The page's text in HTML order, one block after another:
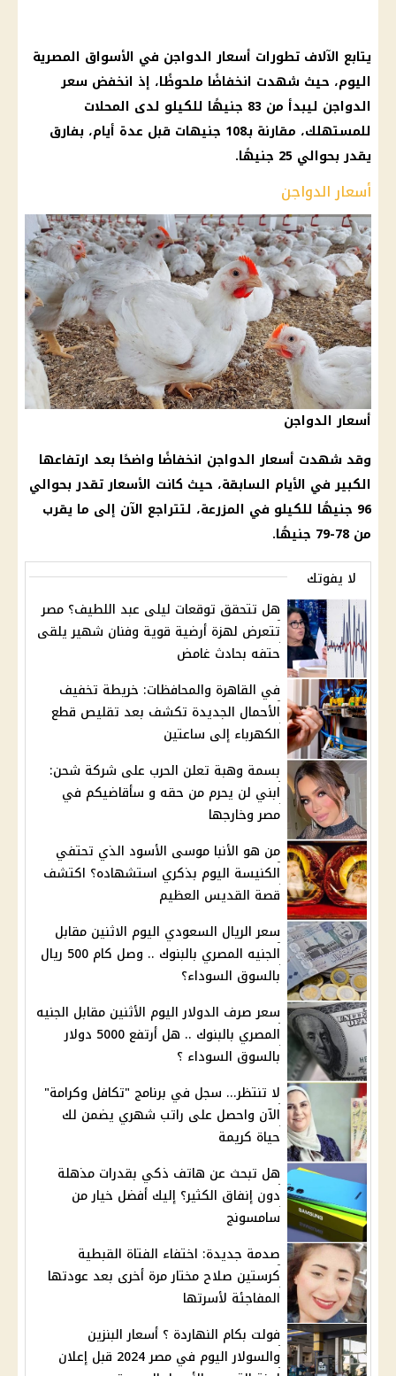
يتابع الآلاف تطورات أسعار الدواجن في الأسواق المصرية
اليوم، حيث شهدت انخفاضًا ملحوظًا، إذ انخفض سعر
الدواجن ليبدأ من 83 جنيهًا للكيلو لدى المحلات
للمستهلك، مقارنة بـ108 جنيهات قبل عدة أيام، بفارق
يقدر بحوالي 25 جنيهًا.
أسعار الدواجن
أسعار الدواجن
وقد شهدت أسعار الدواجن انخفاضًا واضحًا بعد ارتفاعها
الكبير في الأيام السابقة، حيث كانت الأسعار تقدر بحوالي
96 جنيهًا للكيلو في المزرعة، لتتراجع الآن إلى ما يقرب
من 78-79 جنيهًا.
لا يفوتك
هل تتحقق توقعات ليلى عبد اللطيف؟ مصر
تتعرض لهزة أرضية قوية وفنان شهير يلقى
حتفه بحادث غامض
في القاهرة والمحافظات: خريطة تخفيف
الأحمال الجديدة تكشف بعد تقليص قطع
الكهرباء إلى ساعتين
بسمة وهبة تعلن الحرب على شركة شحن:
ابني لن يحرم من حقه و سأقاضيكم في
مصر وخارجها
من هو الأنبا موسى الأسود الذي تحتفي
الكنيسة اليوم بذكري استشهاده؟ اكتشف
قصة القديس العظيم
سعر الريال السعودي اليوم الاثنين مقابل
الجنيه المصري بالبنوك .. وصل كام 500 ريال
بالسوق السوداء؟
سعر صرف الدولار اليوم الأثنين مقابل الجنيه
المصري بالبنوك .. هل أرتفع 5000 دولار
بالسوق السوداء ؟
لا تنتظر... سجل في برنامج "تكافل وكرامة"
الآن واحصل على راتب شهري يضمن لك
حياة كريمة
هل تبحث عن هاتف ذكي بقدرات مذهلة
دون إنفاق الكثير؟ إليك أفضل خيار من
سامسونج
صدمة جديدة: اختفاء الفتاة القبطية
كرستين صلاح مختار مرة أخرى بعد عودتها
المفاجئة لأسرتها
فولت بكام النهاردة ؟ أسعار البنزين
والسولار اليوم في مصر 2024 قبل إعلان